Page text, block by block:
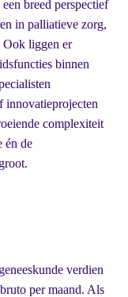
breed perspectief
in palliatieve zorg,
Ook liggen er
binnen
innovatieprojecten
complexiteit
én de
verdien
per maand. Als